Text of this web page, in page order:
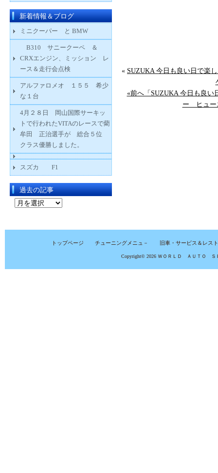
« SUZUKA 今日も良い日で楽
«前へ「SUZUKA 今日も良い
ー ヒュー
新着情報＆ブログ
ミニクーパー と BMW
B310 サニークーペ ＆
CRXエンジン、ミッション レ
ース＆走行会点検
アルファロメオ １５５ 希少
な１台
4月２８日 岡山国際サーキッ
トで行われたVITAのレースで藺
牟田 正治選手が 総合５位
クラス優勝しました。
スズカ F1
過去の記事
トップページ チューニングメニュ－ 旧車・サービス＆レス
Copyright© 2026 ＷＯＲＬＤ ＡＵＴＯ Ｓ